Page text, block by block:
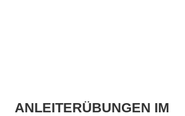
ANLEITERÜBUNGEN IM